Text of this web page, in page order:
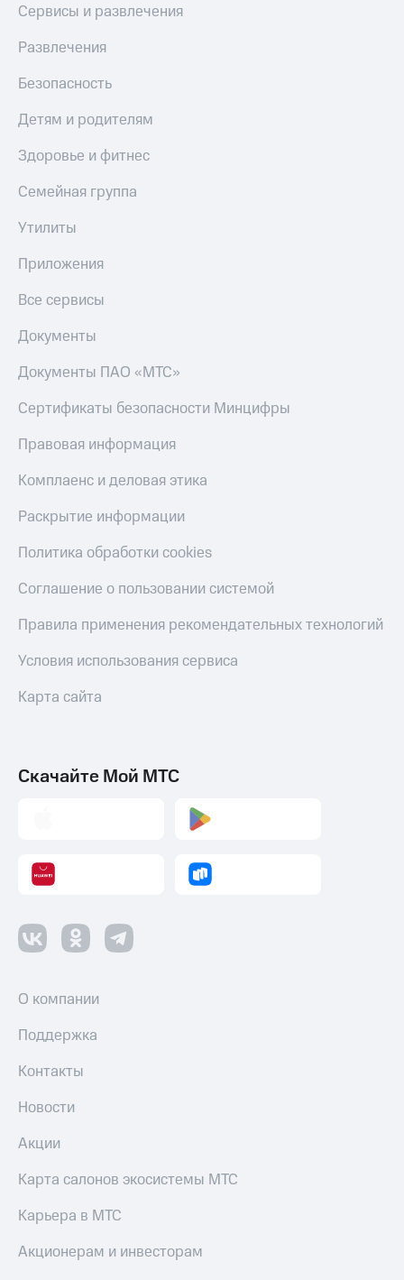
Сервисы и развлечения
Развлечения
Безопасность
Детям и родителям
Здоровье и фитнес
Семейная группа
Утилиты
Приложения
Все сервисы
Документы
Документы ПАО «МТС»
Сертификаты безопасности Минцифры
Правовая информация
Комплаенс и деловая этика
Раскрытие информации
Политика обработки cookies
Соглашение о пользовании системой
Правила применения рекомендательных технологий
Условия использования сервиса
Карта сайта
Скачайте Мой МТС
О компании
Поддержка
Контакты
Новости
Акции
Карта салонов экосистемы МТС
Карьера в МТС
Акционерам и инвесторам